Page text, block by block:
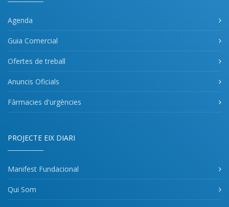
Agenda
Guia Comercial
Ofertes de treball
Anuncis Oficials
Fàrmacies d'urgències
PROJECTE EIX DIARI
Manifest Fundacional
Qui Som